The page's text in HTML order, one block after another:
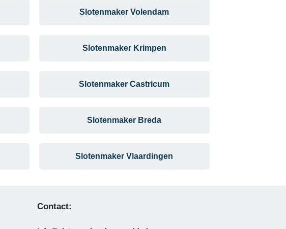
Slotenmaker Volendam
Slotenmaker Krimpen
Slotenmaker Castricum
Slotenmaker Breda
Slotenmaker Vlaardingen
Contact: